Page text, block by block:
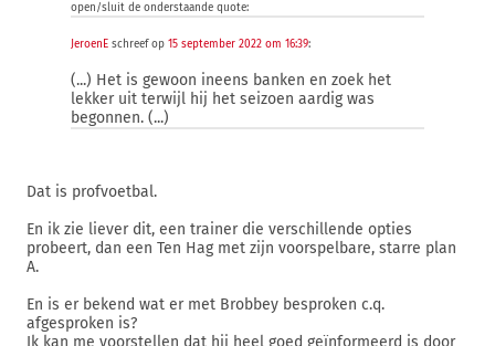
open/sluit de onderstaande quote:
JeroenE schreef op 15 september 2022 om 16:39:
(...) Het is gewoon ineens banken en zoek het
lekker uit terwijl hij het seizoen aardig was
begonnen. (...)
Dat is profvoetbal.
En ik zie liever dit, een trainer die verschillende opties
probeert, dan een Ten Hag met zijn voorspelbare, starre plan
A.
En is er bekend wat er met Brobbey besproken c.q.
afgesproken is?
Ik kan me voorstellen dat hij heel goed geïnformeerd is door